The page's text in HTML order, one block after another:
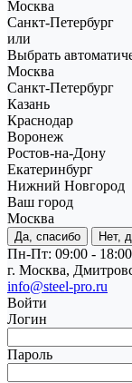
Москва
Санкт-Петербург
или
Выбрать
Москва
Санкт-Петербург
Казань
Краснодар
Воронеж
Ростов-на-Дону
Екатеринбург
Нижний Новгород
Ваш город
Москва
Да, спасибо Нет,
Пн-Пт: 09:00 - 18:00
г. Москва,
info@steel-pro.ru
Войти
Логин
Пароль